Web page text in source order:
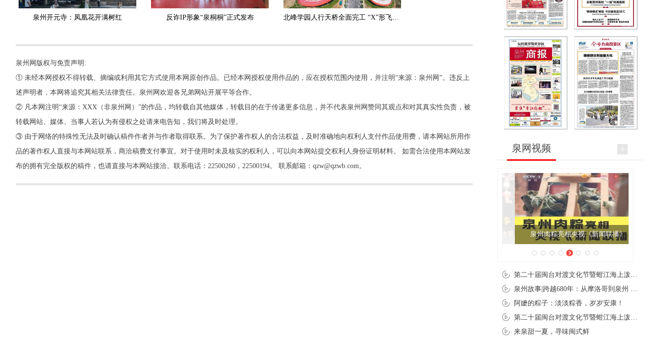
泉州开元寺：凤凰花开满树红 反诈IP形象“泉桐桐”正式发布 北峰学园人行天桥全面完工 “X”形飞虹横跨黄龙北大道
泉州网版权与免责声明:
① 未经本网授权不得转载、摘编或利用其它方式使用本网原创作品。已经本网授权使用作品的，应在授权范围内使用，并注明“来源：泉州网”。违反上
述声明者，本网将追究其相关法律责任。泉州网欢迎各兄弟网站开展平等合作。
② 凡本网注明“来源：XXX（非泉州网）”的作品，均转载自其他媒体，转载目的在于传递更多信息，并不代表泉州网赞同其观点和对其真实性负责，被
转载网站、媒体、当事人若认为有侵权之处请来电告知，我们将及时处理。
③ 由于网络的特殊性无法及时确认稿件作者并与作者取得联系。为了保护著作权人的合法权益，及时准确地向权利人支付作品使用费，请本网站所用作
品的著作权人直接与本网站联系，商洽稿费支付事宜。对于使用时未及核实的权利人，可以向本网站提交权利人身份证明材料。 如需合法使用本网站发
布的拥有完全版权的稿件，也请直接与本网站接洽。联系电话：22500260，22500194。 联系邮箱：qzw@qzwb.com。
泉网视频
泉州肉粽亮相央视《新闻联播》
阿嬷的粽子：淡淡粽香，岁岁安康！
来泉甜一夏，寻味闽式鲜